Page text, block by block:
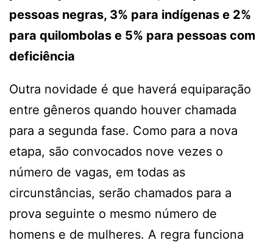
pessoas negras, 3% para indígenas e 2%
para quilombolas e 5% para pessoas com
deficiência
Outra novidade é que haverá equiparação
entre gêneros quando houver chamada
para a segunda fase. Como para a nova
etapa, são convocados nove vezes o
número de vagas, em todas as
circunstâncias, serão chamados para a
prova seguinte o mesmo número de
homens e de mulheres. A regra funciona